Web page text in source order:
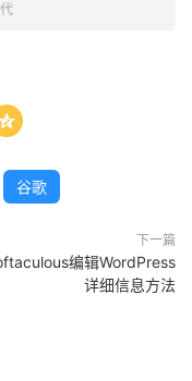
谷歌
下一篇
编辑WordPress
详细信息方法